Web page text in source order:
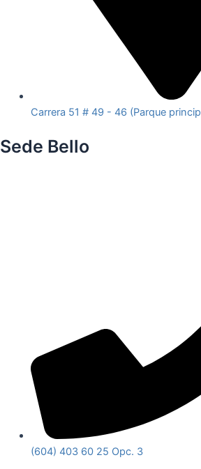
Carrera 51 # 49 - 46 (Parque
Sede Bello
(604) 403 60 25 Opc. 3